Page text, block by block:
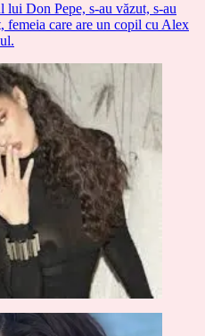
Don Pepe, s-au văzut, s-au
femeia care are un copil cu Alex